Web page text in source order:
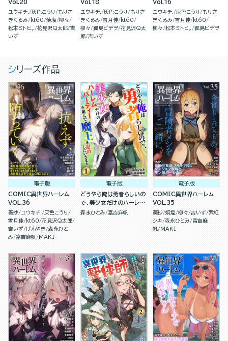
Vol.20
ユウキチ. 灰色こうり
もりさ
きくるみ
kt60 焼塩 柳々
松本ミトヒ。
花見沢Q太郎 吉
いず
Vol.18
ユウキチ. 灰色こうり
もりさ
きくるみ 雪月佳
kt60
柳々 孤島ビデヲ 花見沢Q太
郎 吉いず
Vol.16
ユウキチ. 灰色こうり
もりさ
きくるみ 雪月佳
kt60
柳々 松本ミトヒ。 孤島ビデヲ
シリーズ作品
電子版
COMIC異世界ハーレム
VOL.36
葵抄 ユウキチ.
灰色こうり
雪月佳
kt60 花見沢Q太郎
吉いず げんやき 森永ひと
み
富吉麻帆 MAKI
電子版
どうやら俺は勇者らしいの
で、美少女だけのハーレム
パーティを組んで魔王を退
森永ひとみ 富吉麻帆
電子版
COMIC異世界ハーレム
VOL.35
葵抄 焼塩 柳々 吉いず 紫紅
シキ 森永ひとみ
富吉麻
帆
MAKI